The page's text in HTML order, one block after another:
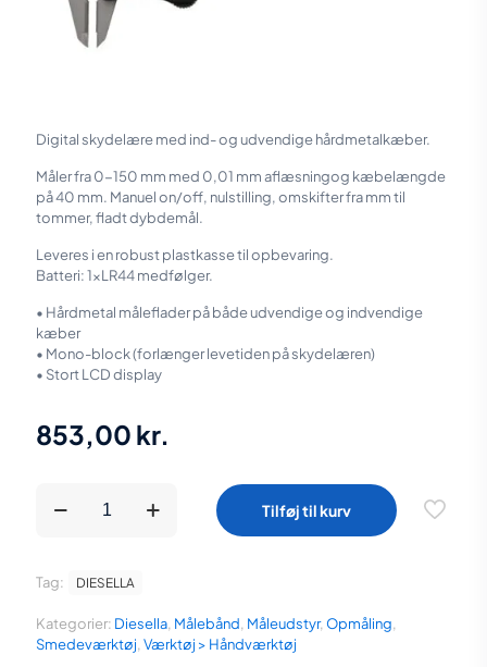
Digital skydelære med ind- og udvendige hårdmetalkæber.
Måler fra 0-150 mm med 0,01 mm aflæsningog kæbelængde
på 40 mm. Manuel on/off, nulstilling, omskifter fra mm til
tommer, fladt dybdemål.
Leveres i en robust plastkasse til opbevaring.
Batteri: 1xLR44 medfølger.
• Hårdmetal måleflader på både udvendige og indvendige
kæber
• Mono-block (forlænger levetiden på skydelæren)
• Stort LCD display
853,00 kr.
Digital
150x0,01
mm
med
hårdmetal
Tilføj til kurv
Kategorier: Diesella, Målebånd, Måleudstyr, Opmåling,
Smedeværktøj, Værktøj > Håndværktøj
Tag: DIESELLA